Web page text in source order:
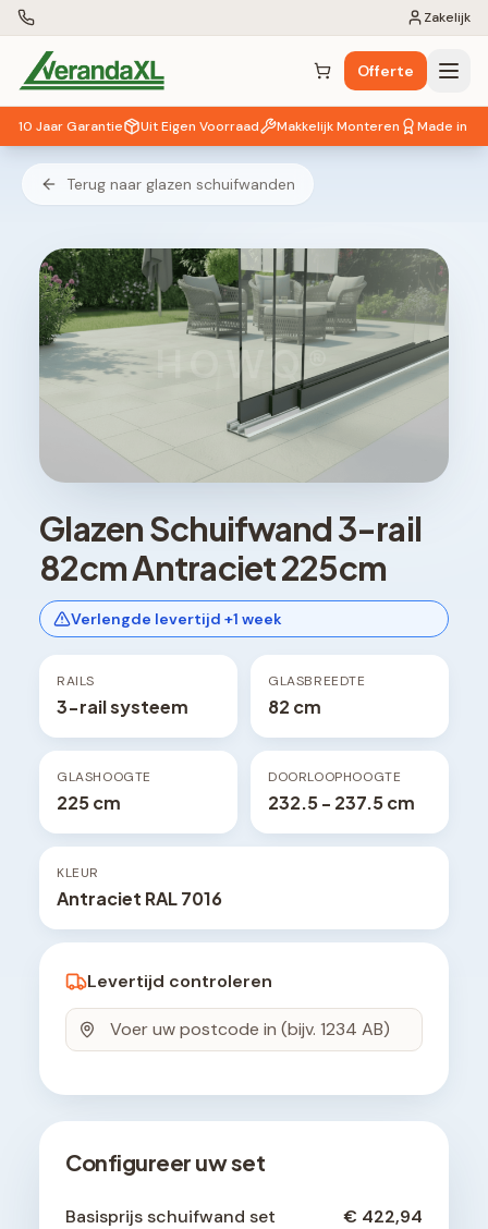
Zakelijk
Winkelwagen ( 0 items)
Offerte
10 Jaar Garantie Uit Eigen Voorraad Makkelijk Monteren Made in EU
Terug naar glazen schuifwanden
HOWQ®
Glazen Schuifwand 3-rail
82cm Antraciet 225cm
Verlengde levertijd +1 week
RAILS
3-rail systeem
GLASBREEDTE
82 cm
GLASHOOGTE
225 cm
DOORLOOPHOOGTE
232.5 - 237.5 cm
KLEUR
Antraciet RAL 7016
Levertijd controleren
Configureer uw set
Basisprijs schuifwand set € 422,94